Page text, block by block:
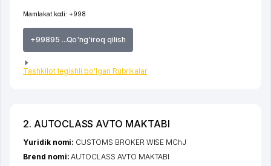
Mamlakat kodi: +998
+99895 ...Qo'ng'iroq qilish
Tashkilot tegishli bo'lgan Rubrikalar
2. AUTOCLASS AVTO MAKTABI
Yuridik nomi: CUSTOMS BROKER WISE MChJ
Brend nomi:AUTOCLASS AVTO MAKTABI